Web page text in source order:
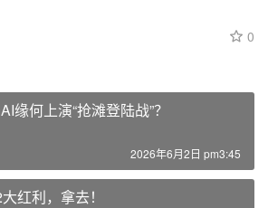
0
缘何上演“抢滩登陆战”？
2026年6月2日 pm3:45
红利，拿去！